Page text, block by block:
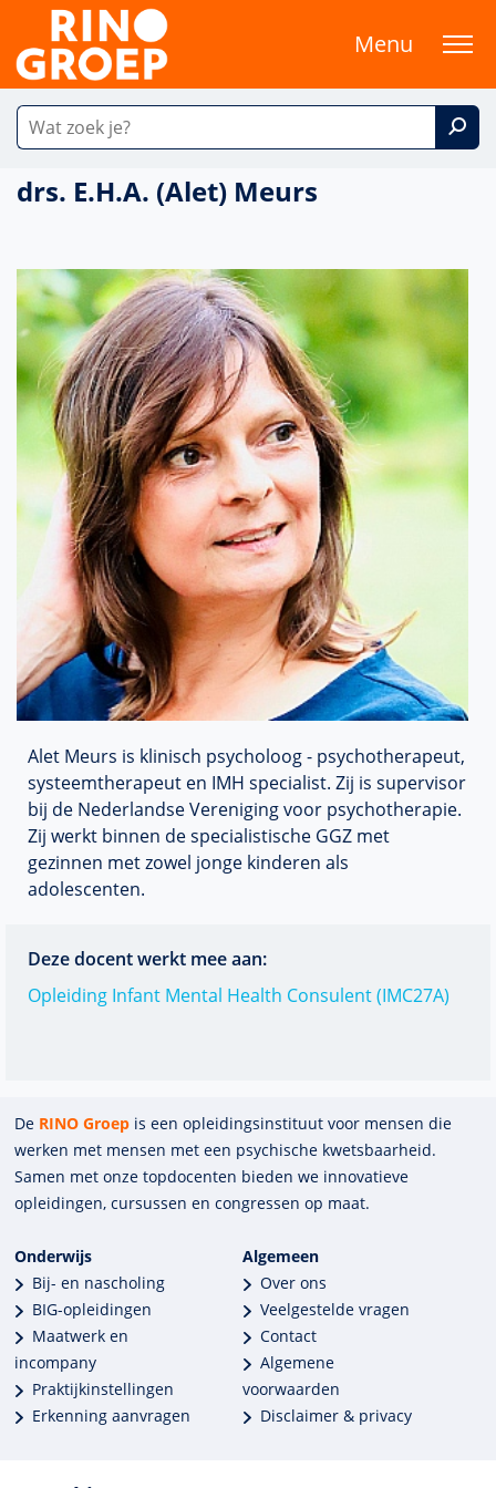
Menu
drs. E.H.A. (Alet) Meurs
Alet Meurs is klinisch psycholoog - psychotherapeut,
systeemtherapeut en IMH specialist. Zij is supervisor
bij de Nederlandse Vereniging voor psychotherapie.
Zij werkt binnen de specialistische GGZ met
gezinnen met zowel jonge kinderen als
adolescenten.
Deze docent werkt mee aan:
Opleiding Infant Mental Health Consulent (IMC27A)
De RINO Groep is een opleidings­insti­tuut voor mensen die
werken met mensen met een psychische kwets­baar­heid.
Samen met onze top­docenten bieden we innova­tieve
opleidingen, cursussen en congres­sen op maat.
Onderwijs
Bij- en nascholing
BIG-opleidingen
Maatwerk en
incompany
Praktijkinstellingen
Erkenning aanvragen
Algemeen
Over ons
Veelgestelde vragen
Contact
Algemene
voorwaarden
Disclaimer & privacy